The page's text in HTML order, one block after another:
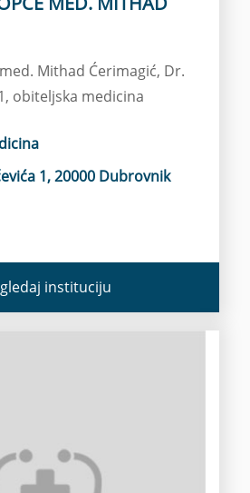
Mithad Ćerimagić, Dr.
obiteljska medicina
1, 20000 Dubrovnik
instituciju